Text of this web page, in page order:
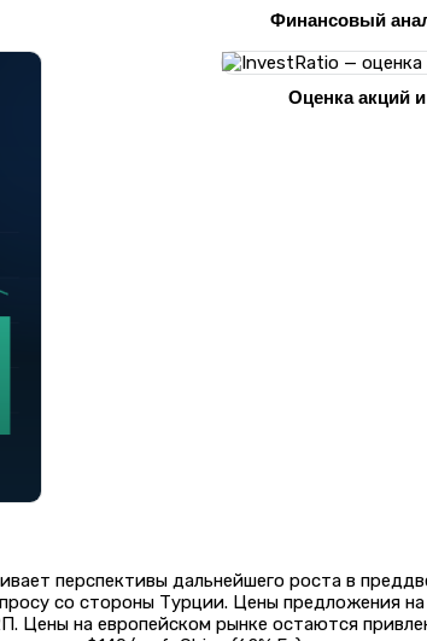
Финансовый
Оценка акций
перспективы дальнейшего роста в
со стороны Турции. Цены предложения
Цены на европейском рынке остаются